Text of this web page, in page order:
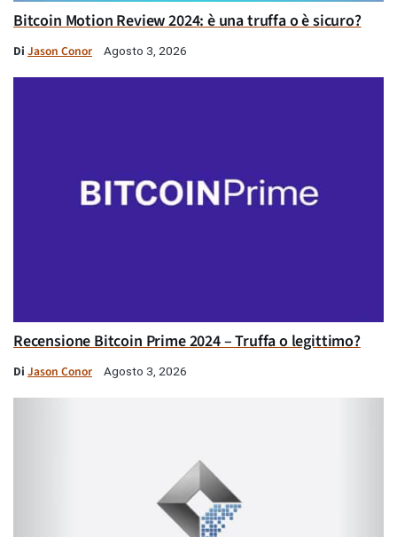
Bitcoin Motion Review 2024: è una truffa o è sicuro?
Di Jason Conor Agosto 3, 2026
Recensione Bitcoin Prime 2024 – Truffa o legittimo?
Di Jason Conor Agosto 3, 2026